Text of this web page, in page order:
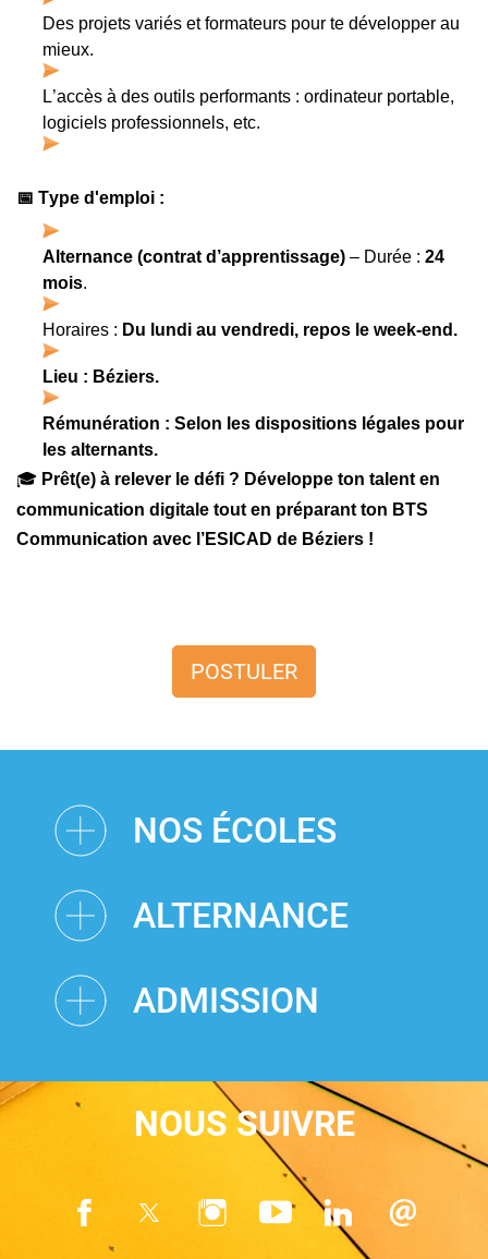
Des projets variés et formateurs pour te développer au
mieux.
L’accès à des outils performants : ordinateur portable,
logiciels professionnels, etc.
📅 Type d'emploi :
Alternance (contrat d’apprentissage) – Durée : 24
mois.
Horaires : Du lundi au vendredi, repos le week-end.
Lieu : Béziers.
Rémunération : Selon les dispositions légales pour
les alternants.
🎓 Prêt(e) à relever le défi ? Développe ton talent en
communication digitale tout en préparant ton BTS
Communication avec l’ESICAD de Béziers !
POSTULER
NOS ÉCOLES
ALTERNANCE
ADMISSION
NOUS SUIVRE